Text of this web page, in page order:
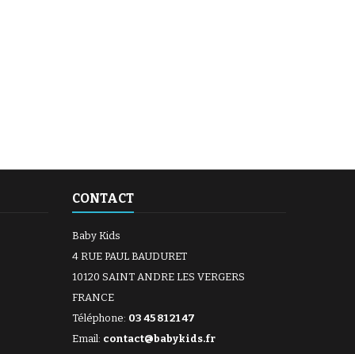
CONTACT
Baby Kids
4 RUE PAUL BAUDURET
10120 SAINT ANDRE LES VERGERS
FRANCE
Téléphone: 03 45 81 21 47
Email: contact@babykids.fr